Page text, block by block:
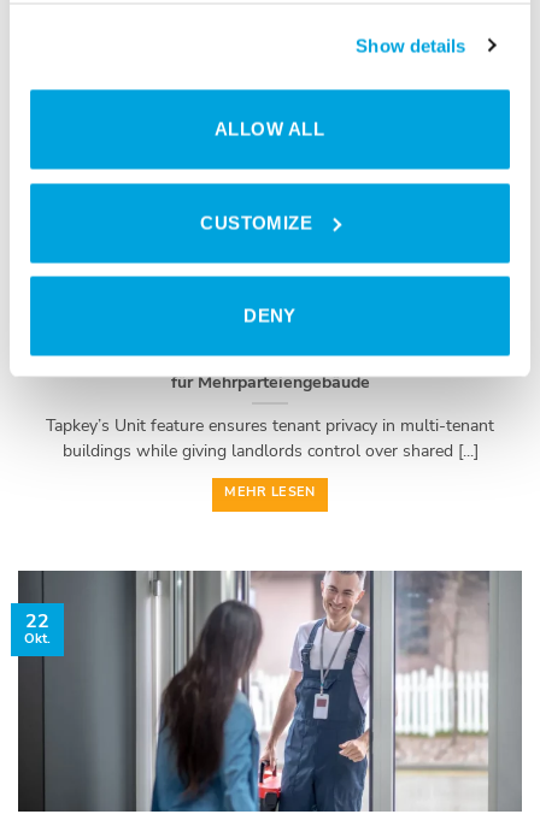
Show details
ALLOW ALL
CUSTOMIZE
DENY
Ein smarter Ansatz für Privatsphäre: Tapkeys Unit-Feature
für Mehrparteiengebäude
Tapkey’s Unit feature ensures tenant privacy in multi-tenant
buildings while giving landlords control over shared [...]
MEHR LESEN
22
Okt.